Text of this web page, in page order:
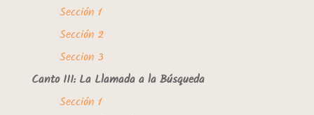
Sección 1
Sección 2
Seccion 3
Canto III: La Llamada a la Búsqueda
Sección 1